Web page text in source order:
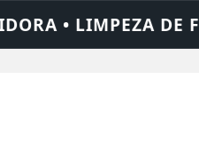
FOSSA • 24